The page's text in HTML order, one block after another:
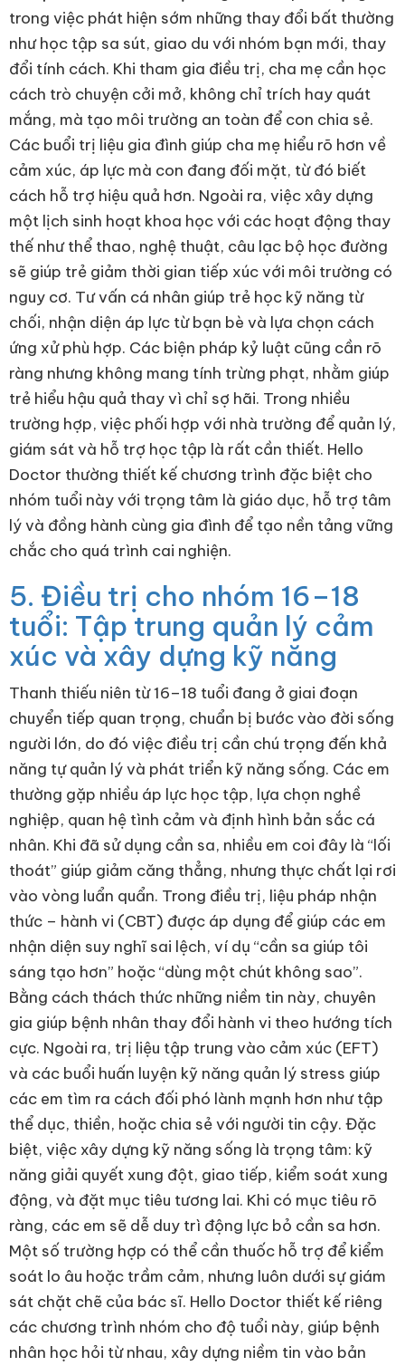
trong việc phát hiện sớm những thay đổi bất thường
như học tập sa sút, giao du với nhóm bạn mới, thay
đổi tính cách. Khi tham gia điều trị, cha mẹ cần học
cách trò chuyện cởi mở, không chỉ trích hay quát
mắng, mà tạo môi trường an toàn để con chia sẻ.
Các buổi trị liệu gia đình giúp cha mẹ hiểu rõ hơn về
cảm xúc, áp lực mà con đang đối mặt, từ đó biết
cách hỗ trợ hiệu quả hơn. Ngoài ra, việc xây dựng
một lịch sinh hoạt khoa học với các hoạt động thay
thế như thể thao, nghệ thuật, câu lạc bộ học đường
sẽ giúp trẻ giảm thời gian tiếp xúc với môi trường có
nguy cơ. Tư vấn cá nhân giúp trẻ học kỹ năng từ
chối, nhận diện áp lực từ bạn bè và lựa chọn cách
ứng xử phù hợp. Các biện pháp kỷ luật cũng cần rõ
ràng nhưng không mang tính trừng phạt, nhằm giúp
trẻ hiểu hậu quả thay vì chỉ sợ hãi. Trong nhiều
trường hợp, việc phối hợp với nhà trường để quản lý,
giám sát và hỗ trợ học tập là rất cần thiết. Hello
Doctor thường thiết kế chương trình đặc biệt cho
nhóm tuổi này với trọng tâm là giáo dục, hỗ trợ tâm
lý và đồng hành cùng gia đình để tạo nền tảng vững
chắc cho quá trình cai nghiện.
5. Điều trị cho nhóm 16–18
tuổi: Tập trung quản lý cảm
xúc và xây dựng kỹ năng
Thanh thiếu niên từ 16–18 tuổi đang ở giai đoạn
chuyển tiếp quan trọng, chuẩn bị bước vào đời sống
người lớn, do đó việc điều trị cần chú trọng đến khả
năng tự quản lý và phát triển kỹ năng sống. Các em
thường gặp nhiều áp lực học tập, lựa chọn nghề
nghiệp, quan hệ tình cảm và định hình bản sắc cá
nhân. Khi đã sử dụng cần sa, nhiều em coi đây là “lối
thoát” giúp giảm căng thẳng, nhưng thực chất lại rơi
vào vòng luẩn quẩn. Trong điều trị, liệu pháp nhận
thức – hành vi (CBT) được áp dụng để giúp các em
nhận diện suy nghĩ sai lệch, ví dụ “cần sa giúp tôi
sáng tạo hơn” hoặc “dùng một chút không sao”.
Bằng cách thách thức những niềm tin này, chuyên
gia giúp bệnh nhân thay đổi hành vi theo hướng tích
cực. Ngoài ra, trị liệu tập trung vào cảm xúc (EFT)
và các buổi huấn luyện kỹ năng quản lý stress giúp
các em tìm ra cách đối phó lành mạnh hơn như tập
thể dục, thiền, hoặc chia sẻ với người tin cậy. Đặc
biệt, việc xây dựng kỹ năng sống là trọng tâm: kỹ
năng giải quyết xung đột, giao tiếp, kiểm soát xung
động, và đặt mục tiêu tương lai. Khi có mục tiêu rõ
ràng, các em sẽ dễ duy trì động lực bỏ cần sa hơn.
Một số trường hợp có thể cần thuốc hỗ trợ để kiểm
soát lo âu hoặc trầm cảm, nhưng luôn dưới sự giám
sát chặt chẽ của bác sĩ. Hello Doctor thiết kế riêng
các chương trình nhóm cho độ tuổi này, giúp bệnh
nhân học hỏi từ nhau, xây dựng niềm tin vào bản